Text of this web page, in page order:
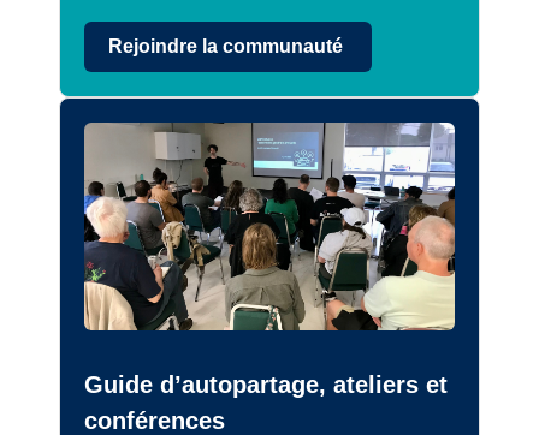
Rejoindre la communauté
Guide d’autopartage, ateliers et
conférences